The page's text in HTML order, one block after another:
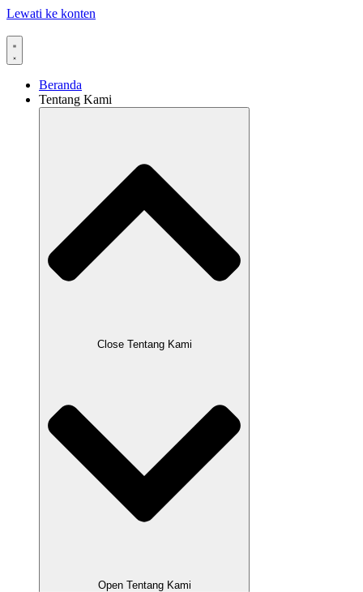
Lewati ke konten
Beranda
Tentang Kami
Close Tentang Kami
Open Tentang Kami